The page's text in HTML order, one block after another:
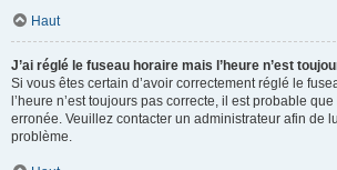
Haut
J’ai réglé le fuseau horaire mais l’heure n’est
Si vous êtes certain d’avoir correctement réglé le
l’heure n’est toujours pas correcte, il est probable
erronée. Veuillez contacter un administrateur afin de
problème.